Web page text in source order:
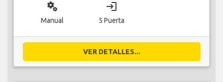
miscellaneous_services
Manual
login
5 Puerta
VER DETALLES...